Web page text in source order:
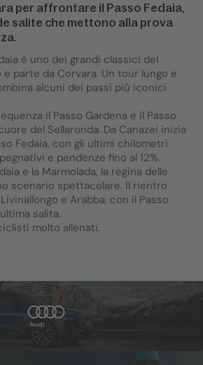
per affrontare il Passo Fedaia,
salite che mettono alla prova
è uno dei grandi classici del
parte da Corvara. Un tour lungo e
alcuni dei passi più iconici
il Passo Gardena e il Passo
del Sellaronda. Da Canazei inizia
Fedaia, con gli ultimi chilometri
e pendenze fino al 12%.
e la Marmolada, la regina delle
scenario spettacolare. Il rientro
e Arabba, con il Passo
salita.
molto allenati.